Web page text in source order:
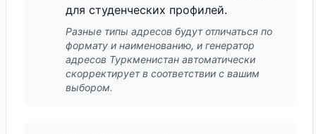
для студенческих профилей.
Разные типы адресов будут отличаться по
формату и наименованию, и генератор
адресов Туркменистан автоматически
скорректирует в соответствии с вашим
выбором.